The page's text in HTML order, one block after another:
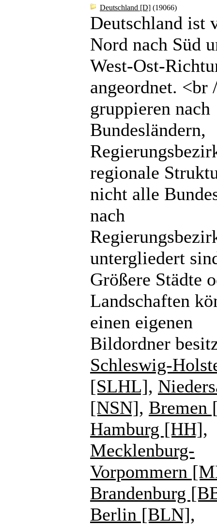
Deutschland [D] (19066)
Deutschland ist
Nord nach Süd
West-Ost-
angeordnet. <br
gruppieren nach
Bundesländern,
regionale
nicht alle
nach
untergliedert
Größere Städte
Landschaften
einen eigenen
Bildordner
Schleswig-
[SLHL],
[NSN], Bremen
Hamburg [HH],
Mecklenburg-
Vorpommern
Brandenburg
Berlin [BLN],